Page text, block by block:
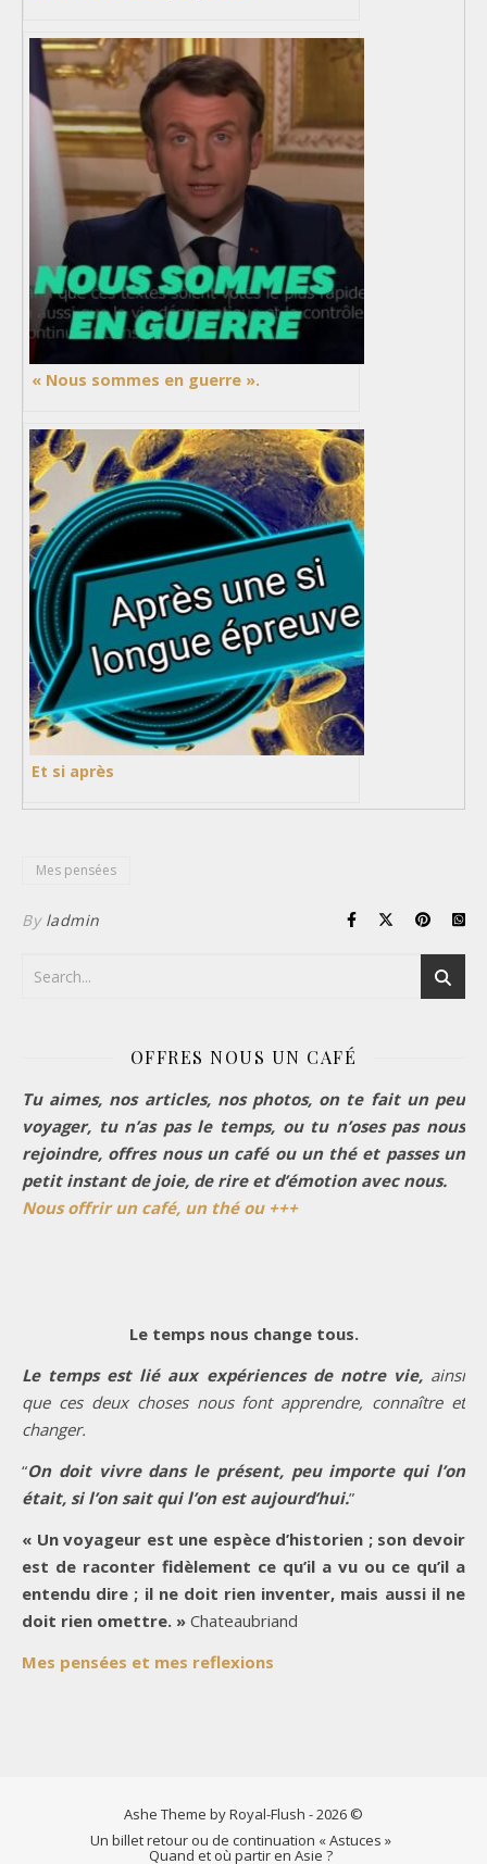
« Nous sommes en guerre ».
Et si après
Mes pensées
By ladmin
OFFRES NOUS UN CAFÉ
Tu aimes, nos articles, nos photos, on te fait un peu
voyager, tu n’as pas le temps, ou tu n’oses pas nous
rejoindre, offres nous un café ou un thé et passes un
petit instant de joie, de rire et d’émotion avec nous.
Nous offrir un café, un thé ou +++
Le temps nous change tous.
Le temps est lié aux expériences de notre vie, ainsi
que ces deux choses nous font apprendre, connaître et
changer.
“On doit vivre dans le présent, peu importe qui l’on
était, si l’on sait qui l’on est aujourd’hui.”
« Un voyageur est une espèce d’historien ; son devoir
est de raconter fidèlement ce qu’il a vu ou ce qu’il a
entendu dire ; il ne doit rien inventer, mais aussi il ne
doit rien omettre. » Chateaubriand
Mes pensées et mes reflexions
Ashe Theme by Royal-Flush - 2026 ©
Un billet retour ou de continuation « Astuces »
Quand et où partir en Asie ?